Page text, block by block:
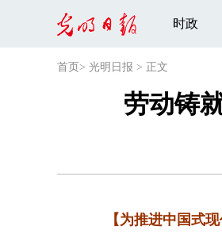
时政
首页 > 光明日报 > 正文
劳动铸
【为推进中国式